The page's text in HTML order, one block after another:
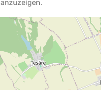
anzuzeigen.